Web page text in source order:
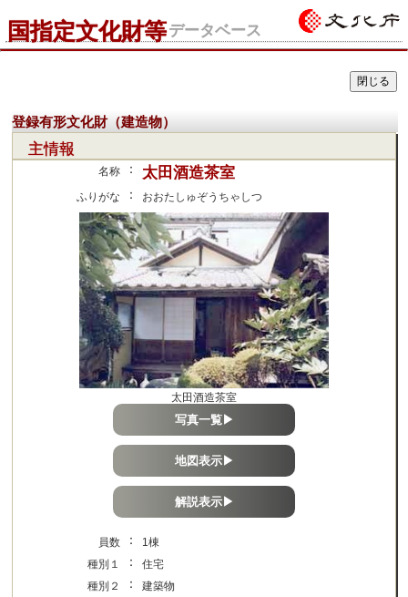
国指定文化財等データベース
登録有形文化財（建造物）
主情報
名称 ： 太田酒造茶室
ふりがな ： おおたしゅぞうちゃしつ
太田酒造茶室
写真一覧▶
地図表示▶
解説表示▶
員数 ：
1棟
種別１
：
住宅
種別２
：
建築物